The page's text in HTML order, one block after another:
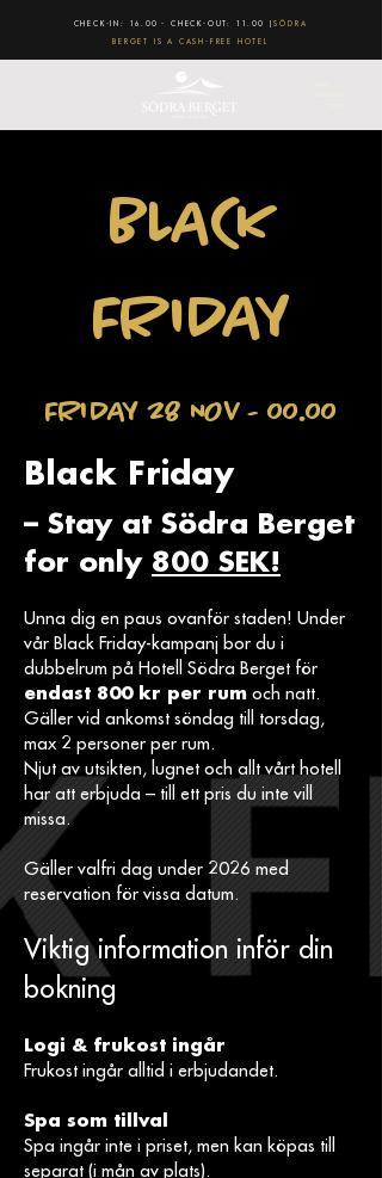
CHECK-IN: 16.00 - CHECK-OUT: 11.00 |SÖDRA
BERGET IS A CASH-FREE HOTEL
BLACK
FRIDAY
FRIDAY 28 NOV - 00.00
Black Friday
– Stay at Södra Berget
for only 800 SEK!
Unna dig en paus ovanför staden! Under
vår Black Friday-kampanj bor du i
dubbelrum på Hotell Södra Berget för
endast 800 kr per rum och natt.
Gäller vid ankomst söndag till torsdag,
max 2 personer per rum.
Njut av utsikten, lugnet och allt vårt hotell
har att erbjuda – till ett pris du inte vill
missa.
Gäller valfri dag under 2026 med
reservation för vissa datum.
Viktig information inför din
bokning
Logi & frukost ingår
Frukost ingår alltid i erbjudandet.
Spa som tillval
Spa ingår inte i priset, men kan köpas till
separat (i mån av plats).